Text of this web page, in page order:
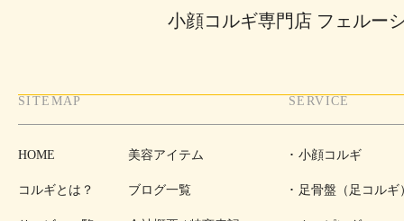
小顔コルギ専門店 フェルー
SITEMAP
HOME
コルギとは？
美容アイテム
ブログ一覧
SERVICE
小顔コルギ
足骨盤（足コルギ